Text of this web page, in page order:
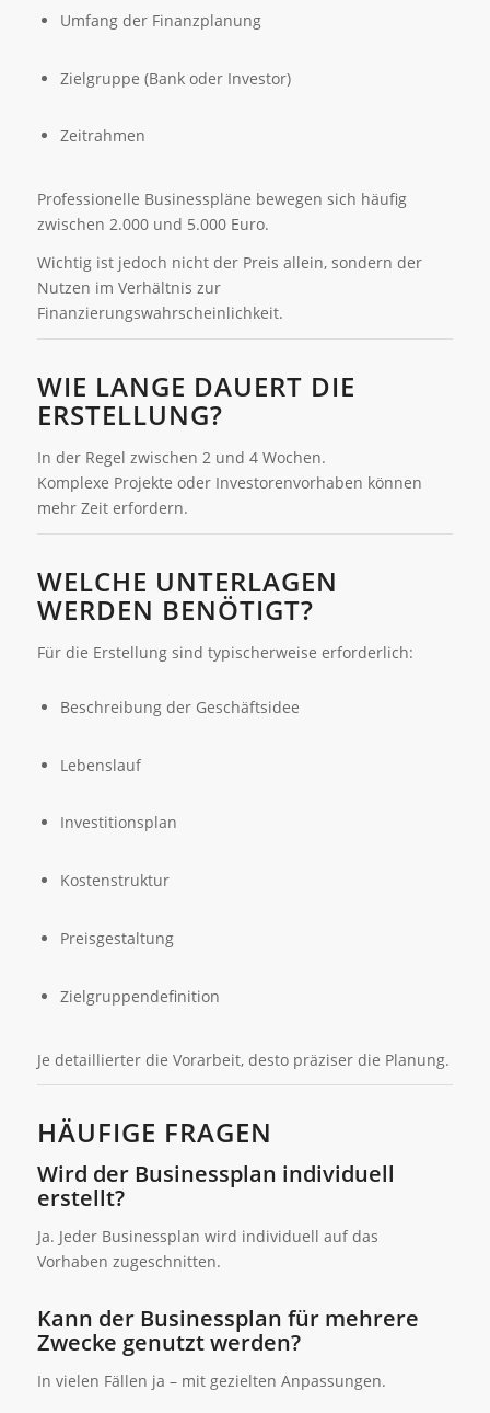
Umfang der Finanzplanung
Zielgruppe (Bank oder Investor)
Zeitrahmen
Professionelle Businesspläne bewegen sich häufig
zwischen 2.000 und 5.000 Euro.
Wichtig ist jedoch nicht der Preis allein, sondern der
Nutzen im Verhältnis zur
Finanzierungswahrscheinlichkeit.
WIE LANGE DAUERT DIE
ERSTELLUNG?
In der Regel zwischen 2 und 4 Wochen.
Komplexe Projekte oder Investorenvorhaben können
mehr Zeit erfordern.
WELCHE UNTERLAGEN
WERDEN BENÖTIGT?
Für die Erstellung sind typischerweise erforderlich:
Beschreibung der Geschäftsidee
Lebenslauf
Investitionsplan
Kostenstruktur
Preisgestaltung
Zielgruppendefinition
Je detaillierter die Vorarbeit, desto präziser die Planung.
HÄUFIGE FRAGEN
Wird der Businessplan individuell
erstellt?
Ja. Jeder Businessplan wird individuell auf das
Vorhaben zugeschnitten.
Kann der Businessplan für mehrere
Zwecke genutzt werden?
In vielen Fällen ja – mit gezielten Anpassungen.